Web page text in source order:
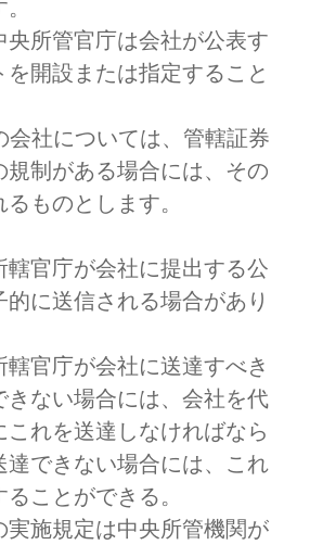
所管官庁は会社が公表す
開設または指定すること
会社については、管轄証券
規制がある場合には、その
ものとします。
官庁が会社に提出する公
に送信される場合があり
官庁が会社に送達すべき
きない場合には、会社を代
れを送達しなければなら
達できない場合には、これ
ことができる。
実施規定は中央所管機関が